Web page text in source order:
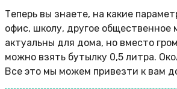
Теперь вы знаете, на какие
офис, школу, другое общественное
актуальны для дома, но вместо
можно взять бутылку 0,5 литра.
Все это мы можем привезти к вам